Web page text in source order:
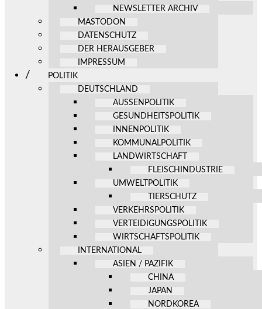
NEWSLETTER ARCHIV
MASTODON
DATENSCHUTZ
DER HERAUSGEBER
IMPRESSUM
POLITIK
DEUTSCHLAND
AUSSENPOLITIK
GESUNDHEITSPOLITIK
INNENPOLITIK
KOMMUNALPOLITIK
LANDWIRTSCHAFT
FLEISCHINDUSTRIE
UMWELTPOLITIK
TIERSCHUTZ
VERKEHRSPOLITIK
VERTEIDIGUNGSPOLITIK
WIRTSCHAFTSPOLITIK
INTERNATIONAL
ASIEN / PAZIFIK
CHINA
JAPAN
NORDKOREA